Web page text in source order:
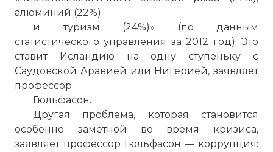
алюминий (22%)
и туризм (24%)» (по данным
статистического управления за 2012 год). Это
ставит Исландию на одну ступеньку с
Саудовской Аравией или Нигерией, заявляет
профессор
Гюльфасон.
Другая проблема, которая становится
особенно заметной во время кризиса,
заявляет профессор Гюльфасон — коррупция: